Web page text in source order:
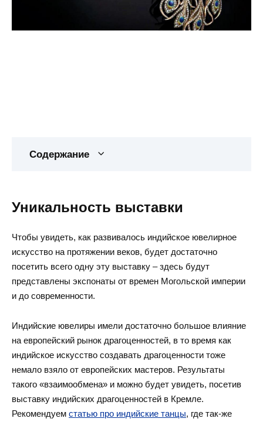
Содержание
Уникальность выставки
Чтобы увидеть, как развивалось индийское ювелирное
искусство на протяжении веков, будет достаточно
посетить всего одну эту выставку – здесь будут
представлены экспонаты от времен Могольской империи
и до современности.
Индийские ювелиры имели достаточно большое влияние
на европейский рынок драгоценностей, в то время как
индийское искусство создавать драгоценности тоже
немало взяло от европейских мастеров. Результаты
такого «взаимообмена» и можно будет увидеть, посетив
выставку индийских драгоценностей в Кремле.
Рекомендуем статью про индийские танцы, где так-же